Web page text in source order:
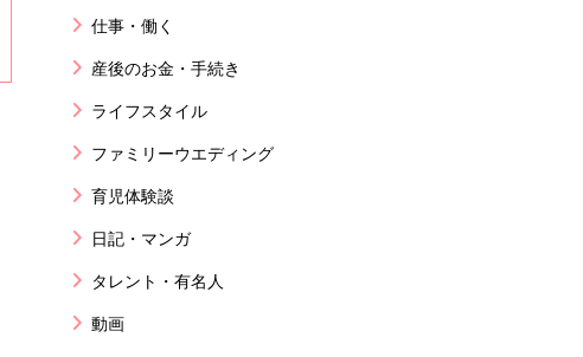
仕事・働く
産後のお金・手続き
ライフスタイル
ファミリーウエディング
育児体験談
日記・マンガ
タレント・有名人
動画